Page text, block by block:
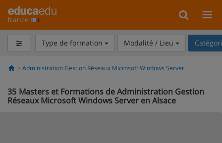
france
Type de formation Modalité / Lieu
Administration Gestion Réseaux Microsoft Windows Server
35 Masters et Formations de Administration Gestion
Réseaux Microsoft Windows Server en Alsace